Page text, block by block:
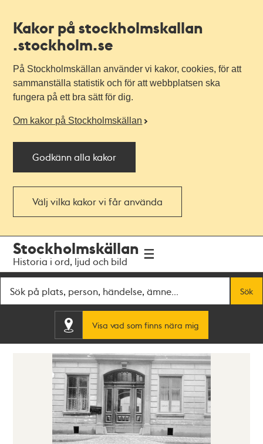
Kakor på stockholmskallan
.stockholm.se
På Stockholmskällan använder vi kakor, cookies, för att
sammanställa statistik och för att webbplatsen ska
fungera på ett bra sätt för dig.
Om kakor på Stockholmskällan
Godkänn alla kakor
Välj vilka kakor vi får använda
navigationen
huvudinnehållet
Stockholmskällan
Historia i ord, ljud och bild
Sök
Visa vad som finns nära mig